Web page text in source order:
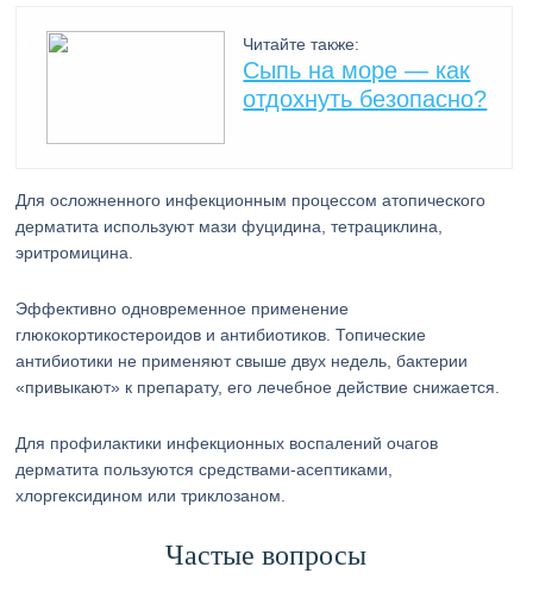
Читайте также:
Сыпь на море — как
отдохнуть безопасно?
Для осложненного инфекционным процессом атопического
дерматита используют мази фуцидина, тетрациклина,
эритромицина.
Эффективно одновременное применение
глюкокортикостероидов и антибиотиков. Топические
антибиотики не применяют свыше двух недель, бактерии
«привыкают» к препарату, его лечебное действие снижается.
Для профилактики инфекционных воспалений очагов
дерматита пользуются средствами-асептиками,
хлоргексидином или триклозаном.
Частые вопросы